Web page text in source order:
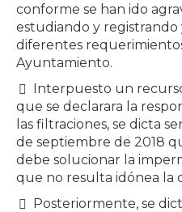
conforme se han ido
estudiando y registrando
diferentes
Ayuntamiento.
Interpuesto un
que se declarara la
las filtraciones, se dicta
de septiembre de 2018
debe solucionar la
que no resulta idónea la
Posteriormente, se